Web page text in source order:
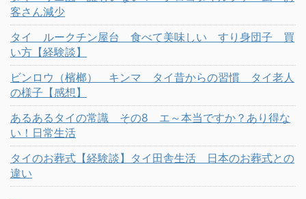
客さん減少
タイ ルークチン屋台 食べて美味しい すり身団子 買
い方【経験談】
ビンロウ（檳榔） キンマ タイ昔からの習慣 タイ老人
の様子【感想】
あるあるタイの常識 その8 エ～本当ですか？あり得な
い！日常生活
タイのお葬式【経験談】タイ田舎生活 日本のお葬式との
違い